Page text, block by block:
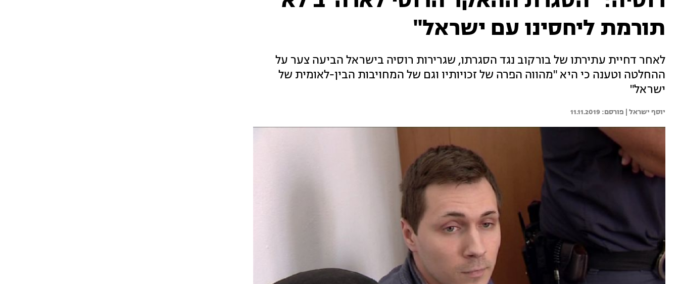
תורמת ליחסינו עם ישראל"
לאחר דחיית עתירתו של בורקוב נגד הסגרתו, שגרירות רוסיה בישראל הביעה צער על
ההחלטה וטענה כי היא "מהווה הפרה של זכויותיו וגם של המחויבות הבין-לאומית של
ישראל"
יוסף ישראל | 11.11.2019